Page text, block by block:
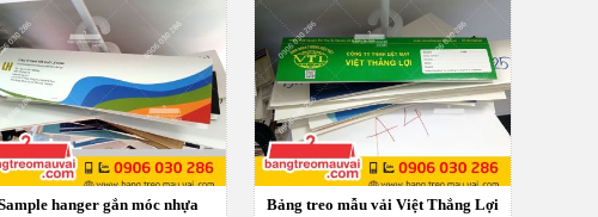
hanger gắn móc nhựa Bảng treo mẫu vải Việt Thắng Lợi